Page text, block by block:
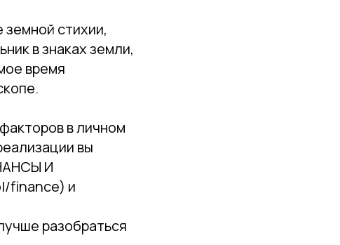
стихии,
в знаках земли,
время
в личном
вы
И
finance) и
разобраться